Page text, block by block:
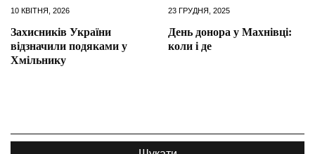
10 КВІТНЯ, 2026
Захисників України
відзначили подяками у
Хмільнику
23 ГРУДНЯ, 2025
День донора у Махнівці:
коли і де